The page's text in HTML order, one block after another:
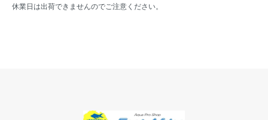
休業日は出荷できませんのでご注意ください。